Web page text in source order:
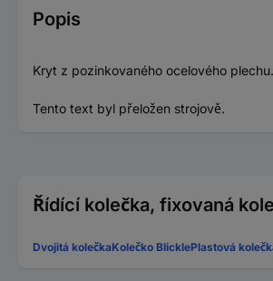
Popis
Kryt z pozinkovaného ocelového
Tento text byl přeložen strojově.
Řídící kolečka, fixovaná
Dvojitá kolečkaKolečko BlicklePlastová